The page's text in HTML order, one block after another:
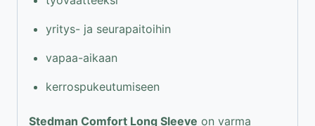
yritys- ja seurapaitoihin
vapaa-aikaan
kerrospukeutumiseen
Stedman Comfort Long Sleeve on varma